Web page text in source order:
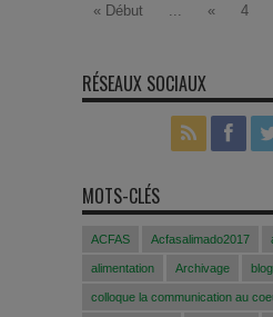
« Début « 4
RÉSEAUX SOCIAUX
MOTS-CLÉS
ACFAS Acfasalimado2017
alimentation Archivage
colloque la communication au